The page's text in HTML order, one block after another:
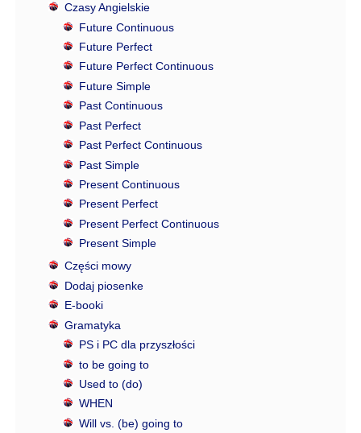
Czasy Angielskie
Future Continuous
Future Perfect
Future Perfect Continuous
Future Simple
Past Continuous
Past Perfect
Past Perfect Continuous
Past Simple
Present Continuous
Present Perfect
Present Perfect Continuous
Present Simple
Części mowy
Dodaj piosenke
E-booki
Gramatyka
PS i PC dla przyszłości
to be going to
Used to (do)
WHEN
Will vs. (be) going to